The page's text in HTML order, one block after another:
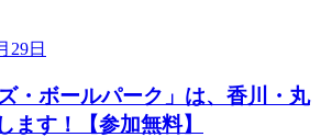
29日
・ボールパーク」は、香川・丸
ます！【参加無料】